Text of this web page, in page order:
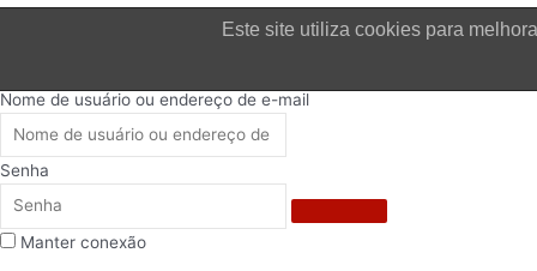
Este site utiliza cookies para
Nome de usuário ou endereço de e-mail
Senha
Manter conexão